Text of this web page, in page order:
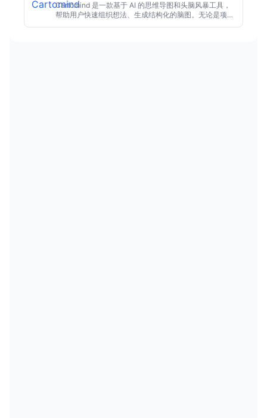
Cartomind 是一款基于 AI 的思维导图和头脑风暴工具，
帮助用户快速组织想法、生成结构化的脑图。无论是项目